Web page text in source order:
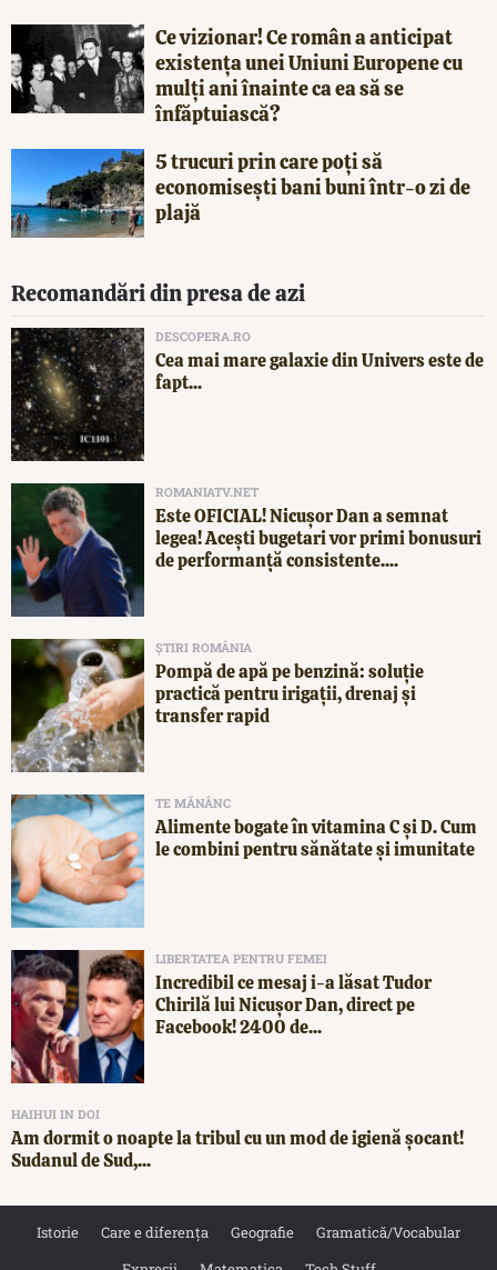
Ce vizionar! Ce român a anticipat
existența unei Uniuni Europene cu
mulți ani înainte ca ea să se
înfăptuiască?
5 trucuri prin care poți să
economisești bani buni într-o zi de
plajă
Recomandări din presa de azi
DESCOPERA.RO
Cea mai mare galaxie din Univers este de
fapt...
ROMANIATV.NET
Este OFICIAL! Nicușor Dan a semnat
legea! Acești bugetari vor primi bonusuri
de performanță consistente....
ȘTIRI ROMÂNIA
Pompă de apă pe benzină: soluție
practică pentru irigații, drenaj și
transfer rapid
TE MĂNÂNC
Alimente bogate în vitamina C și D. Cum
le combini pentru sănătate și imunitate
LIBERTATEA PENTRU FEMEI
Incredibil ce mesaj i-a lăsat Tudor
Chirilă lui Nicușor Dan, direct pe
Facebook! 2400 de...
HAIHUI IN DOI
Am dormit o noapte la tribul cu un mod de igienă șocant!
Sudanul de Sud,...
Istorie Care e diferența Geografie
Gramatică/Vocabular